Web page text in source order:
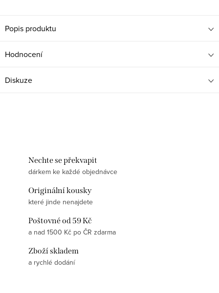
Popis produktu
Hodnocení
Diskuze
Nechte se překvapit
dárkem ke každé objednávce
Originální kousky
které jinde nenajdete
Poštovné od 59 Kč
a nad 1500 Kč po ČR zdarma
Zboží skladem
a rychlé dodání